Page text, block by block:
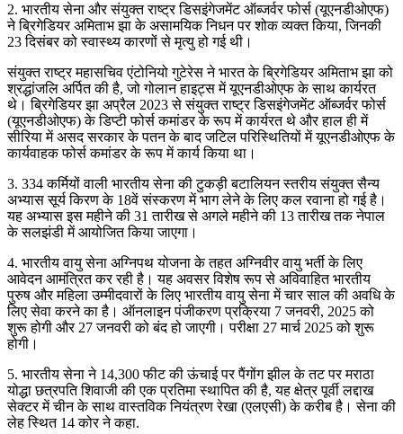
2. भारतीय सेना और संयुक्त राष्ट्र डिसइंगेजमेंट ऑब्जर्वर फोर्स (यूएनडीओएफ)
ने ब्रिगेडियर अमिताभ झा के असामयिक निधन पर शोक व्यक्त किया, जिनकी
23 दिसंबर को स्वास्थ्य कारणों से मृत्यु हो गई थी।
संयुक्त राष्ट्र महासचिव एंटोनियो गुटेरेस ने भारत के ब्रिगेडियर अमिताभ झा को
श्रद्धांजलि अर्पित की है, जो गोलान हाइट्स में यूएनडीओएफ के साथ कार्यरत
थे। ब्रिगेडियर झा अप्रैल 2023 से संयुक्त राष्ट्र डिसइंगेजमेंट ऑब्जर्वर फोर्स
(यूएनडीओएफ) के डिप्टी फोर्स कमांडर के रूप में कार्यरत थे और हाल ही में
सीरिया में असद सरकार के पतन के बाद जटिल परिस्थितियों में यूएनडीओएफ के
कार्यवाहक फोर्स कमांडर के रूप में कार्य किया था।
3. 334 कर्मियों वाली भारतीय सेना की टुकड़ी बटालियन स्तरीय संयुक्त सैन्य
अभ्यास सूर्य किरण के 18वें संस्करण में भाग लेने के लिए कल रवाना हो गई है।
यह अभ्यास इस महीने की 31 तारीख से अगले महीने की 13 तारीख तक नेपाल
के सलझंडी में आयोजित किया जाएगा।
4. भारतीय वायु सेना अग्निपथ योजना के तहत अग्निवीर वायु भर्ती के लिए
आवेदन आमंत्रित कर रही है। यह अवसर विशेष रूप से अविवाहित भारतीय
पुरुष और महिला उम्मीदवारों के लिए भारतीय वायु सेना में चार साल की अवधि के
लिए सेवा करने का है। ऑनलाइन पंजीकरण प्रक्रिया 7 जनवरी, 2025 को
शुरू होगी और 27 जनवरी को बंद हो जाएगी। परीक्षा 27 मार्च 2025 को शुरू
होगी।
5. भारतीय सेना ने 14,300 फीट की ऊंचाई पर पैंगोंग झील के तट पर मराठा
योद्धा छत्रपति शिवाजी की एक प्रतिमा स्थापित की है, यह क्षेत्र पूर्वी लद्दाख
सेक्टर में चीन के साथ वास्तविक नियंत्रण रेखा (एलएसी) के करीब है। सेना की
लेह स्थित 14 कोर ने कहा.